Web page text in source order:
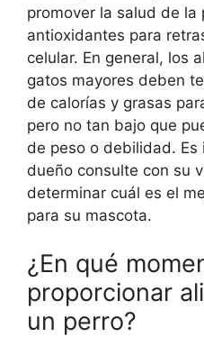
promover la salud de la
antioxidantes para
celular. En general, los
gatos mayores deben
de calorías y grasas
pero no tan bajo que
de peso o debilidad. Es
dueño consulte con su
determinar cuál es el
para su mascota.
¿En qué
proporcionar
un perro?